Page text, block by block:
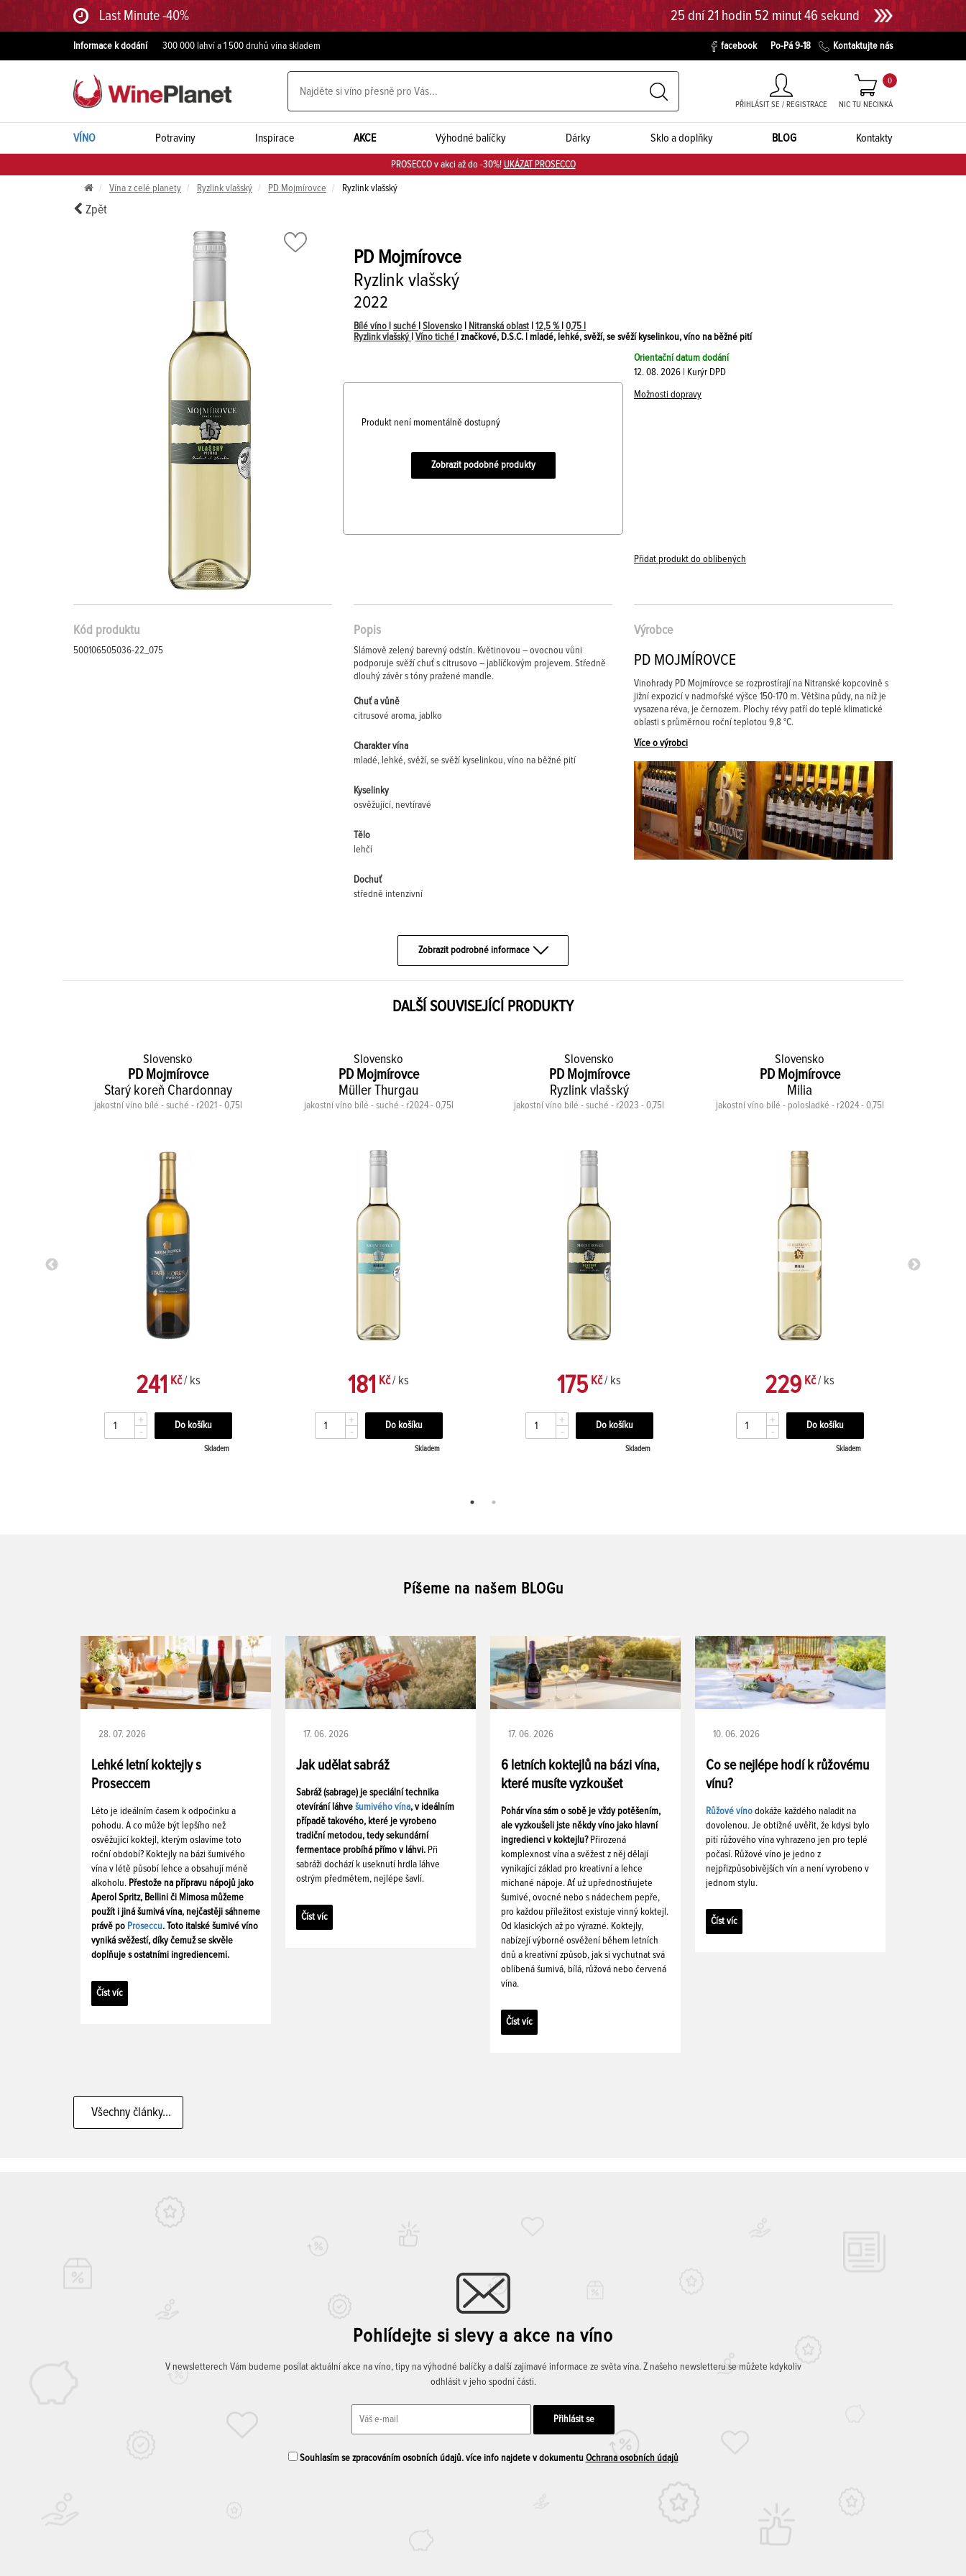
Last Minute -40% 25 dní 21 hodin 52 minut 45 sekund
Informace k dodání 300 000 lahví a 1 500 druhů vína skladem facebook Po-Pá 9-18 Kontaktujte nás
PŘIHLÁSIT SE / REGISTRACE NIC TU NECINKÁ
0
VÍNO Potraviny Inspirace AKCE Výhodné balíčky Dárky Sklo a doplňky BLOG Kontakty
PROSECCO v akci až do -30%! UKÁZAT PROSECCO
Vína z celé planety Ryzlink vlašský PD Mojmírovce Ryzlink vlašský
Zpět
PD Mojmírovce
Ryzlink vlašský
2022
Bílé víno suché Slovensko Nitranská oblast 12,5 % 0,75 l
Ryzlink vlašský Víno tiché | značkové, D.S.C. | mladé, lehké, svěží, se svěží kyselinkou, víno na běžné pití
Produkt není momentálně dostupný
Zobrazit podobné produkty
Orientační datum dodání
12. 08. 2026 | Kurýr DPD
Možnosti dopravy
Přidat produkt do oblíbených
Kód produktu
500106505036-22_075
Popis
Slámově zelený barevný odstín. Květinovou – ovocnou vůni
podporuje svěží chuť s citrusovo – jablíčkovým projevem. Středně
dlouhý závěr s tóny pražené mandle.
Chuť a vůně
citrusové aroma, jablko
Charakter vína
mladé, lehké, svěží, se svěží kyselinkou, víno na běžné pití
Kyselinky
osvěžující, nevtíravé
Tělo
lehčí
Dochuť
středně intenzivní
Zobrazit podrobné informace
Výrobce
PD MOJMÍROVCE
Vinohrady PD Mojmírovce se rozprostírají na Nitranské kopcovině s
jižní expozicí v nadmořské výšce 150-170 m. Většina půdy, na níž je
vysazena réva, je černozem. Plochy révy patří do teplé klimatické
oblasti s průměrnou roční teplotou 9,8 °C.
Více o výrobci
DALŠÍ SOUVISEJÍCÍ PRODUKTY
Slovensko
PD Mojmírovce
Starý koreň Chardonnay
jakostní víno bílé - suché - r2021 - 0,75l
241 Kč/ ks
+
-
Skladem
Slovensko
PD Mojmírovce
Müller Thurgau
jakostní víno bílé - suché - r2024 - 0,75l
181 Kč/ ks
+
-
Skladem
Slovensko
PD Mojmírovce
Ryzlink vlašský
jakostní víno bílé - suché - r2023 - 0,75l
175 Kč/ ks
+
-
Skladem
Slovensko
PD Mojmírovce
Milia
jakostní víno bílé - polosladké - r2024 - 0,75l
229 Kč/ ks
+
-
Skladem
Píšeme na našem BLOGu
28. 07. 2026
Lehké letní koktejly s
Proseccem
Léto je ideálním časem k odpočinku a
pohodu. A co může být lepšího než
osvěžující koktejl, kterým oslavíme toto
roční období? Koktejly na bázi šumivého
vína v létě působí lehce a obsahují méně
alkoholu. Přestože na přípravu nápojů jako
Aperol Spritz, Bellini či Mimosa můžeme
použít i jiná šumivá vína, nejčastěji sáhneme
právě po Proseccu. Toto italské šumivé víno
vyniká svěžestí, díky čemuž se skvěle
doplňuje s ostatními ingrediencemi.
Číst víc
17. 06. 2026
Jak udělat sabráž
Sabráž (sabrage) je speciální technika
otevírání láhve šumivého vína, v ideálním
případě takového, které je vyrobeno
tradiční metodou, tedy sekundární
fermentace probíhá přímo v láhvi. Při
sabráži dochází k useknutí hrdla láhve
ostrým předmětem, nejlépe šavlí.
Číst víc
17. 06. 2026
6 letních koktejlů na bázi vína,
které musíte vyzkoušet
Pohár vína sám o sobě je vždy potěšením,
ale vyzkoušeli jste někdy víno jako hlavní
ingredienci v koktejlu? Přirozená
komplexnost vína a svěžest z něj dělají
vynikající základ pro kreativní a lehce
míchané nápoje. Ať už upřednostňujete
šumivé, ovocné nebo s nádechem pepře,
pro každou příležitost existuje vinný koktejl.
Od klasických až po výrazné. Koktejly,
nabízejí výborné osvěžení během letních
dnů a kreativní způsob, jak si vychutnat svá
oblíbená šumivá, bílá, růžová nebo červená
vína.
Číst víc
10. 06. 2026
Co se nejlépe hodí k růžovému
vínu?
Růžové víno dokáže každého naladit na
dovolenou. Je obtížné uvěřit, že kdysi bylo
pití růžového vína vyhrazeno jen pro teplé
počasí. Růžové víno je jedno z
nejpřizpůsobivějších vín a není vyrobeno v
jednom stylu.
Číst víc
Všechny články...
Pohlídejte si slevy a akce na víno
V newsletterech Vám budeme posílat aktuální akce na víno, tipy na výhodné balíčky a další zajímavé informace ze světa vína. Z našeho newsletteru se můžete kdykoliv
odhlásit v jeho spodní části.
Souhlasím se zpracováním osobních údajů. více info najdete v dokumentu Ochrana osobních údajů